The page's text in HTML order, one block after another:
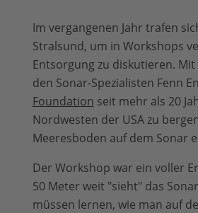
Im vergangenen Jahr trafen
Stralsund, um in Workshops
Entsorgung zu diskutieren.
den Sonar-Spezialisten Fenn
Foundation seit mehr als 20
Nordwesten der USA zu
Meeresboden auf dem Sonar
Der Workshop war ein voller
50 Meter weit "sieht" das
müssen lernen, wie man auf